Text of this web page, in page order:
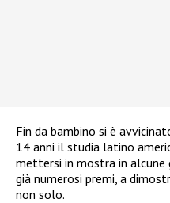
Fin da bambino si è
14 anni il studia latino
mettersi in mostra in alcune
già numerosi premi, a
non solo.